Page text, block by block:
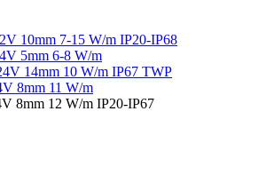
10mm 7-15 W/m IP20-IP68
5mm 6-8 W/m
14mm 10 W/m IP67 TWP
8mm 11 W/m
8mm 12 W/m IP20-IP67